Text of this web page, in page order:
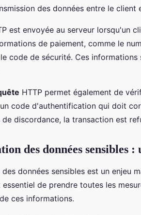
des données entre le client
est envoyée au serveur lorsqu'un
de paiement, comme le
code de sécurité. Ces
HTTP permet également de
code d'authentification qui doit
de discordance, la transaction est
des données sensibles
données sensibles est un enjeu
essentiel de prendre toutes les
ces informations.